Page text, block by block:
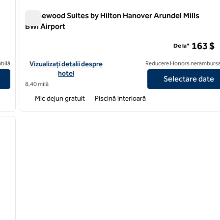
Mills BWI Airport
Homewood Suites by Hilton Hanover Arundel Mills
BWI Airport
Vizualizați detaliile hotelului pentru Aeroportul BWI Homewood
Vizualizați detalii despre
hotel
8,40 milă
De la* 163 $
Reducere Honors
Selectare date
Mic dejun gratuit Piscină interioară
imaginea următoare